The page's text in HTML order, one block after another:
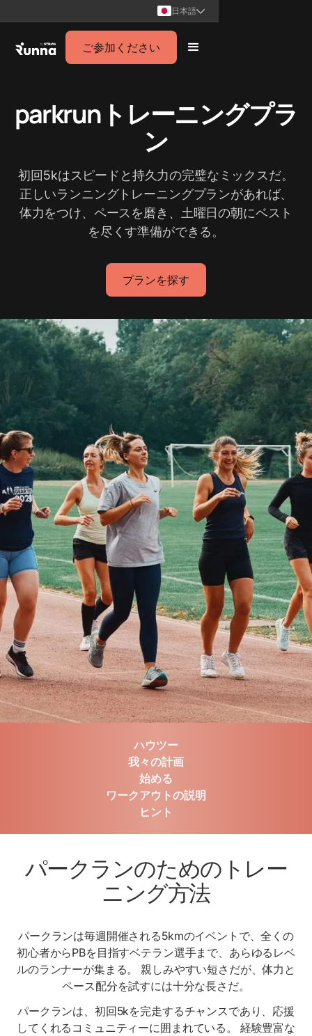
日本語
ご参加ください
parkrunトレーニングプラ
ン
初回5kはスピードと持久力の完璧なミックスだ。
正しいランニングトレーニングプランがあれば、
体力をつけ、ペースを磨き、土曜日の朝にベスト
を尽くす準備ができる。
プランを探す
ハウツー
我々の計画
始める
ワークアウトの説明
ヒント
パークランのためのトレー
ニング方法
パークランは毎週開催される5kmのイベントで、全くの
初心者からPBを目指すベテラン選手まで、あらゆるレベ
ルのランナーが集まる。 親しみやすい短さだが、体力と
ペース配分を試すには十分な長さだ。
パークランは、初回5kを完走するチャンスであり、応援
してくれるコミュニティーに囲まれている。 経験豊富な